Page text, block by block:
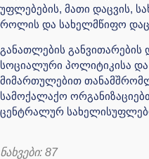
უფლებების, მათი დაცვის,
როლის და სახელმწიფო
განათლების განვითარების
სოციალური პოლიტიკისა და
მიმართულებით
სამოქალაქო
ცენტრალურ
ნახვები: 87